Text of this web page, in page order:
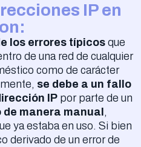
IP en
los errores típicos que
de una red de cualquier
como de carácter
se debe a un fallo
IP por parte de un
manera manual ,
ya estaba en uso. Si bien
derivado de un error de